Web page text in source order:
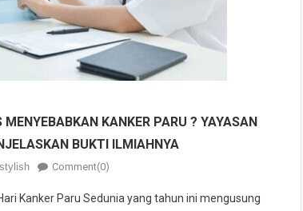
KANKER PARU ? YAYASAN
BUKTI ILMIAHNYA
Comment(0)
Kanker Paru Sedunia yang tahun ini mengusung